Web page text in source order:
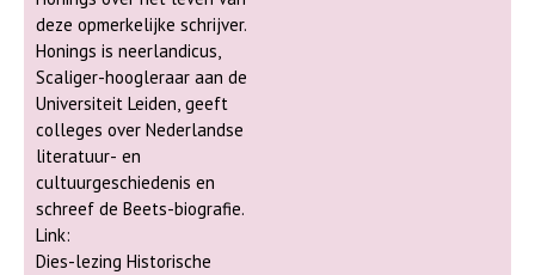
deze opmerkelijke schrijver.
Honings is neerlandicus,
Scaliger-hoogleraar aan de
Universiteit Leiden, geeft
colleges over Nederlandse
literatuur- en
cultuurgeschiedenis en
schreef de Beets-biografie.
Link:
Dies-lezing Historische